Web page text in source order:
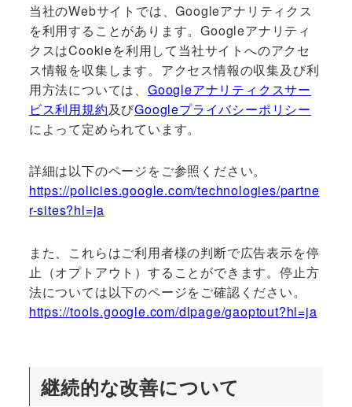
当社のWebサイトでは、Googleアナリティクス
を利用することがあります。Googleアナリティ
クスはCookieを利用して当社サイトへのアクセ
ス情報を収集します。アクセス情報の収集及び利
用方法については、 Googleアナリティクスサー
ビス利用規約及びGoogleプライバシーポリシー
によって定められています。
詳細は以下のページをご参照ください。
https://policies.google.com/technologies/partne
r-sites?hl=ja
また、これらはご利用者様の判断で広告表示を停
止（オプトアウト）することができます。停止方
法については以下のページをご確認ください。
https://tools.google.com/dlpage/gaoptout?hl=ja
継続的な改善について